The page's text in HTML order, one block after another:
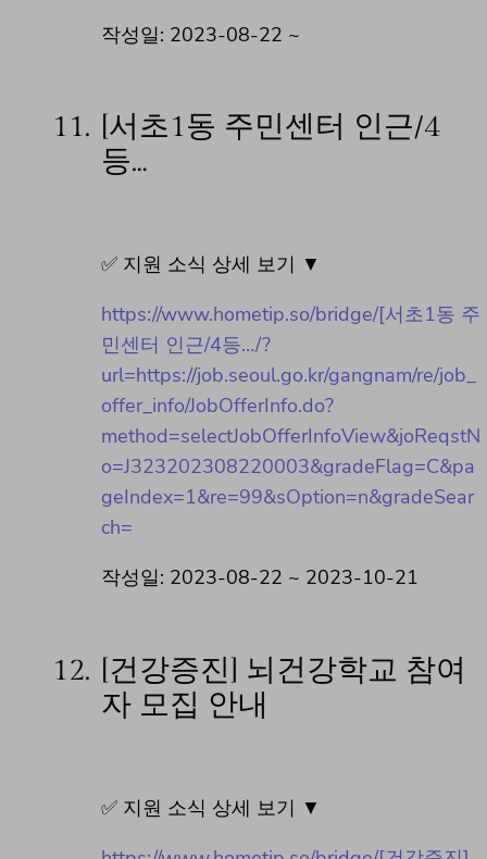
작성일: 2023-08-22 ~
11. [서초1동 주민센터 인근/4
등…
✅ 지원 소식 상세 보기 ▼
https://www.hometip.so/bridge/[서초1동 주
민센터 인근/4등…/?
url=https://job.seoul.go.kr/gangnam/re/job_
offer_info/JobOfferInfo.do?
method=selectJobOfferInfoView&joReqstN
o=J323202308220003&gradeFlag=C&pa
geIndex=1&re=99&sOption=n&gradeSear
ch=
작성일: 2023-08-22 ~ 2023-10-21
12. [건강증진] 뇌건강학교 참여
자 모집 안내
✅ 지원 소식 상세 보기 ▼